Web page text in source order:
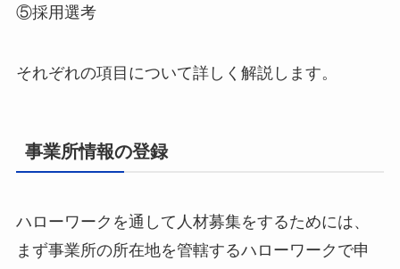
⑤採用選考
それぞれの項目について詳しく解説します。
事業所情報の登録
ハローワークを通して人材募集をするためには、
まず事業所の所在地を管轄するハローワークで申